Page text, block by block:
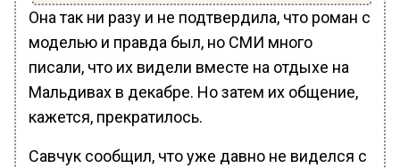
Она так ни разу и не подтвердила, что роман с
моделью и правда был, но СМИ много
писали, что их видели вместе на отдыхе на
Мальдивах в декабре. Но затем их общение,
кажется, прекратилось.
Савчук сообщил, что уже давно не виделся с